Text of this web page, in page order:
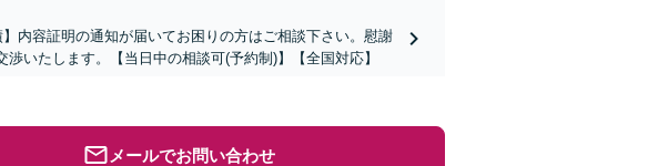
内容証明の通知が届いてお困りの方はご相談下さい。慰謝
いたします。【当日中の相談可(予約制)】【全国対応】
メールでお問い合わせ